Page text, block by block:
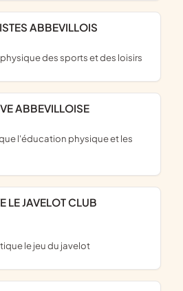
ABBEVILLOIS
des sports et des loisirs
ABBEVILLOISE
le jeu du javelot